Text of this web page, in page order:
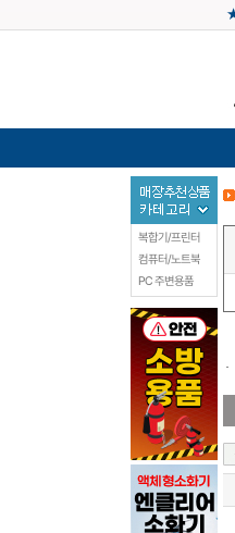
복합기/프린터
컴퓨터/노트북
PC 주변용품